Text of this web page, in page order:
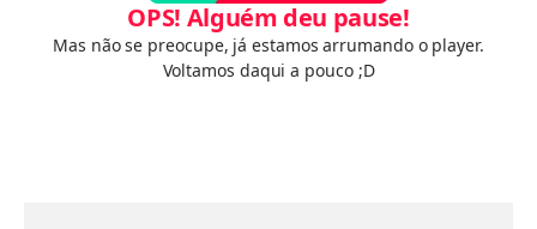
OPS! Alguém deu pause!
Mas não se preocupe, já estamos arrumando o player.
Voltamos daqui a pouco ;D